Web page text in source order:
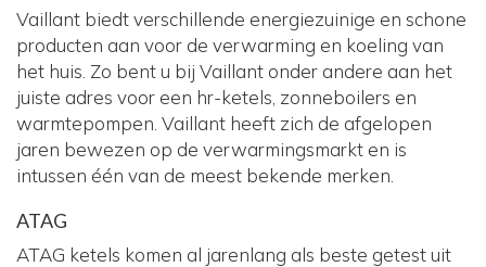
Vaillant biedt verschillende energiezuinige en schone
producten aan voor de verwarming en koeling van
het huis. Zo bent u bij Vaillant onder andere aan het
juiste adres voor een hr-ketels, zonneboilers en
warmtepompen. Vaillant heeft zich de afgelopen
jaren bewezen op de verwarmingsmarkt en is
intussen één van de meest bekende merken.
ATAG
ATAG ketels komen al jarenlang als beste getest uit